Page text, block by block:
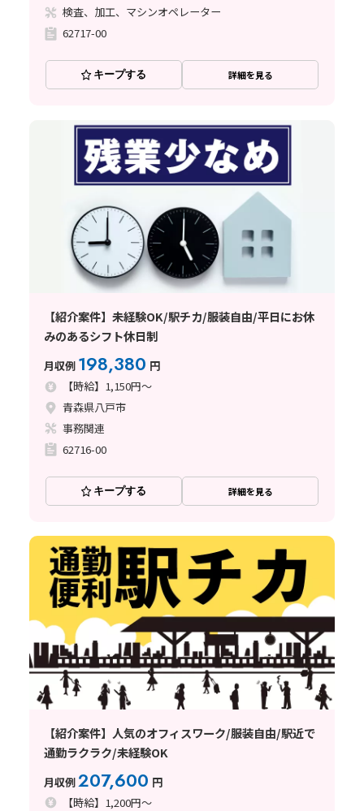
検査、加工、マシンオペレーター
62717-00
キープする 詳細を見る
【紹介案件】未経験OK/駅チカ/服装自由/平日にお休
みのあるシフト休日制
月収例 198,380 円
【時給】1,150円～
青森県八戸市
事務関連
62716-00
キープする 詳細を見る
【紹介案件】人気のオフィスワーク/服装自由/駅近で
通勤ラクラク/未経験OK
月収例207,600 円
【時給】1,200円～